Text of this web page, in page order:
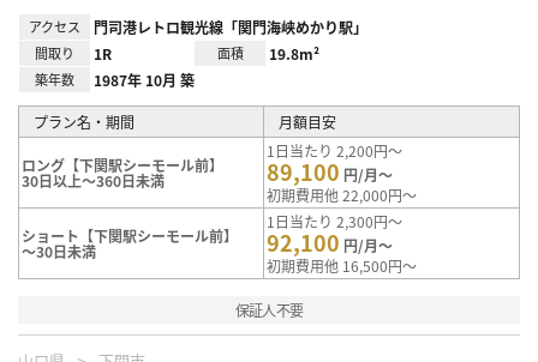
アクセス 門司港レトロ観光線「関門海峡めかり駅」
間取り 1R 面積 19.8m²
築年数 1987年 10月 築
プラン名・期間 月額目安
ロング【下関駅シーモール前】
30日以上～360日未満
1日当たり 2,200円～
89,100 円/月～
初期費用他 22,000円～
ショート【下関駅シーモール前】
～30日未満
1日当たり 2,300円～
92,100 円/月～
初期費用他 16,500円～
保証人不要